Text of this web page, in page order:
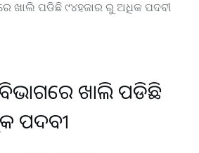
ଖାଲି ପଡିଛି ୯୪ହଜାର ରୁ ଅଧିକ ପଦବୀ
ବିଭାଗରେ ଖାଲି ପଡିଛି
ପଦବୀ